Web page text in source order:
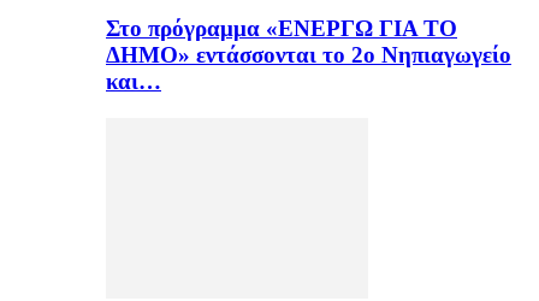
Στο πρόγραμμα «ΕΝΕΡΓΩ ΓΙΑ ΤΟ
ΔΗΜΟ» εντάσσονται το 2ο Νηπιαγωγείο
και…